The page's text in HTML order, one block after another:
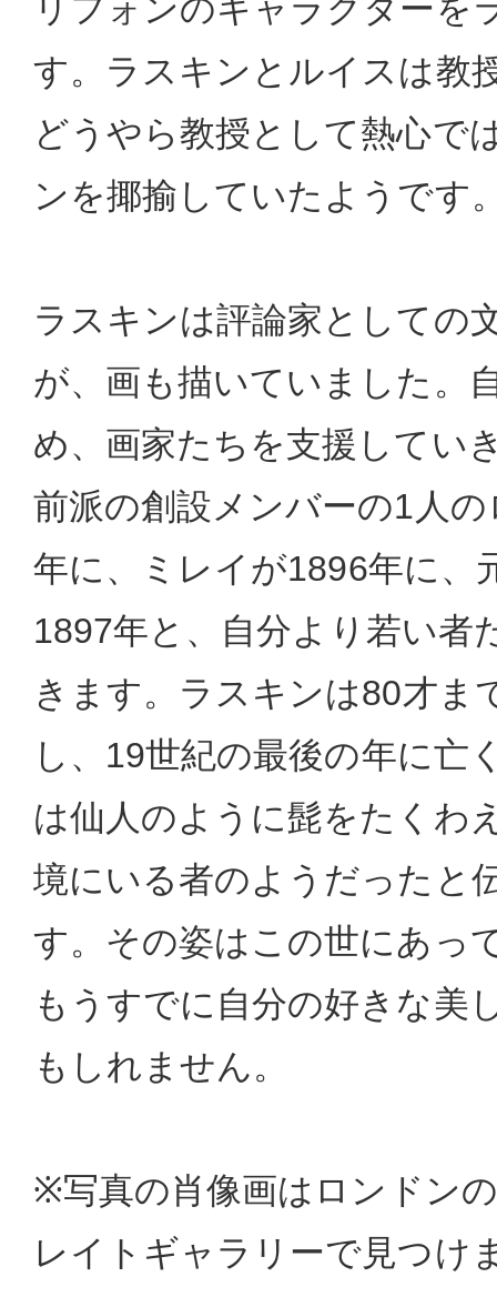
リフォンのキャラクターを
す。ラスキンとルイスは教
どうやら教授として熱心で
ンを揶揄していたようです
ラスキンは評論家としての
が、画も描いていました。
め、画家たちを支援してい
前派の創設メンバーの1人
年に、ミレイが1896年に、
1897年と、自分より若い者
きます。ラスキンは80才ま
し、19世紀の最後の年に亡
は仙人のように髭をたくわ
境にいる者のようだったと
す。その姿はこの世にあっ
もうすでに自分の好きな美
もしれません。
※写真の肖像画はロンドン
レイトギャラリーで見つけ